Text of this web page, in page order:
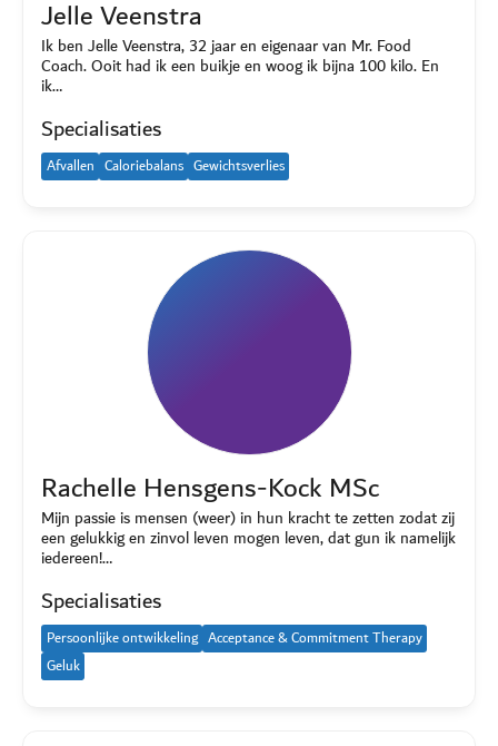
Jelle Veenstra
Ik ben Jelle Veenstra, 32 jaar en eigenaar van Mr. Food
Coach. Ooit had ik een buikje en woog ik bijna 100 kilo. En
ik…
Specialisaties
Afvallen Caloriebalans Gewichtsverlies
Rachelle Hensgens-Kock MSc
Mijn passie is mensen (weer) in hun kracht te zetten zodat zij
een gelukkig en zinvol leven mogen leven, dat gun ik namelijk
iedereen!…
Specialisaties
Persoonlijke ontwikkeling Acceptance & Commitment Therapy
Geluk